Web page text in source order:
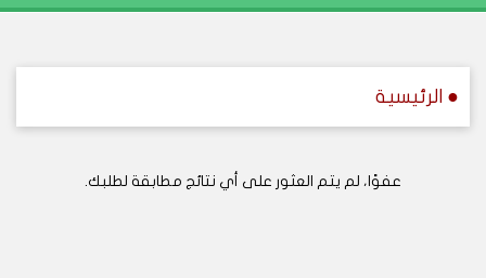
● الرئيسية
عفوًا، لم يتم العثور على أي نتائج مطابقة لطلبك.